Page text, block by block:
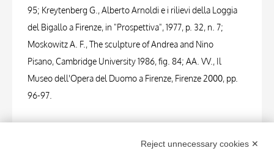
95; Kreytenberg G., Alberto Arnoldi e i rilievi della Loggia
del Bigallo a Firenze, in "Prospettiva", 1977, p. 32, n. 7;
Moskowitz A. F., The sculpture of Andrea and Nino
Pisano, Cambridge University 1986, fig. 84; AA. VV., Il
Museo dell'Opera del Duomo a Firenze, Firenze 2000, pp.
96-97.
Reject unnecessary cookies ✕